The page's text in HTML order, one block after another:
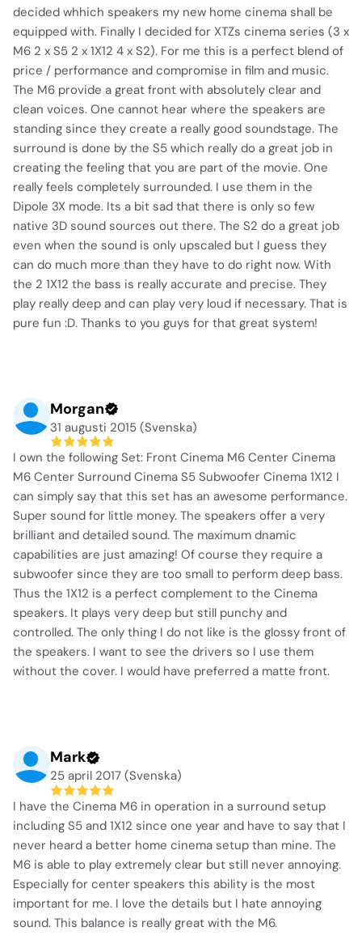
decided whhich speakers my new home cinema shall be
equipped with. Finally I decided for XTZs cinema series (3 x
M6 2 x S5 2 x 1X12 4 x S2). For me this is a perfect blend of
price / performance and compromise in film and music.
The M6 provide a great front with absolutely clear and
clean voices. One cannot hear where the speakers are
standing since they create a really good soundstage. The
surround is done by the S5 which really do a great job in
creating the feeling that you are part of the movie. One
really feels completely surrounded. I use them in the
Dipole 3X mode. Its a bit sad that there is only so few
native 3D sound sources out there. The S2 do a great job
even when the sound is only upscaled but I guess they
can do much more than they have to do right now. With
the 2 1X12 the bass is really accurate and precise. They
play really deep and can play very loud if necessary. That is
pure fun :D. Thanks to you guys for that great system!
Morgan
31 augusti 2015 (Svenska)
I own the following Set: Front Cinema M6 Center Cinema
M6 Center Surround Cinema S5 Subwoofer Cinema 1X12 I
can simply say that this set has an awesome performance.
Super sound for little money. The speakers offer a very
brilliant and detailed sound. The maximum dnamic
capabilities are just amazing! Of course they require a
subwoofer since they are too small to perform deep bass.
Thus the 1X12 is a perfect complement to the Cinema
speakers. It plays very deep but still punchy and
controlled. The only thing I do not like is the glossy front of
the speakers. I want to see the drivers so I use them
without the cover. I would have preferred a matte front.
Mark
25 april 2017 (Svenska)
I have the Cinema M6 in operation in a surround setup
including S5 and 1X12 since one year and have to say that I
never heard a better home cinema setup than mine. The
M6 is able to play extremely clear but still never annoying.
Especially for center speakers this ability is the most
important for me. I love the details but I hate annoying
sound. This balance is really great with the M6.